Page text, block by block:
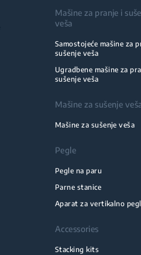
Mašine za pranje i
veša
Samostojeće mašine za
sušenje veša
Ugradbene mašine za
sušenje veša
Mašine za sušenje
Mašine za sušenje veša
Pegle
Pegle na paru
Parne stanice
Aparat za vertikalno
Accessories
Stacking kits